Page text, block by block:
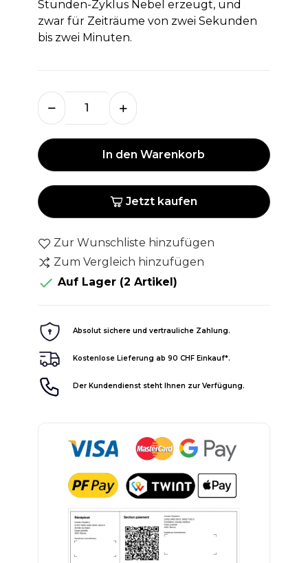
Stunden-Zyklus Nebel erzeugt, und
zwar für Zeiträume von zwei Sekunden
bis zwei Minuten.
In den Warenkorb
Jetzt kaufen
Zur Wunschliste hinzufügen
Zum Vergleich hinzufügen
 Auf Lager (2 Artikel)
Absolut sichere und vertrauliche Zahlung.
Kostenlose Lieferung ab 90 CHF Einkauf*.
Der Kundendienst steht Ihnen zur Verfügung.